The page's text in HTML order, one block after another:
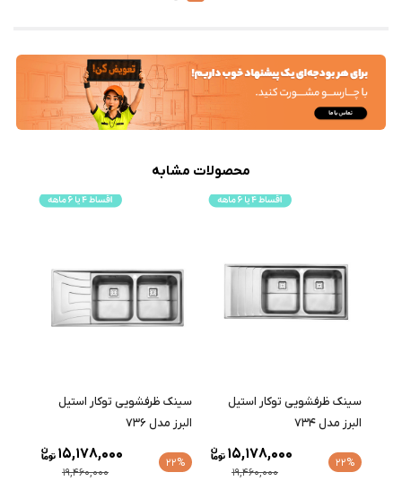
محصولات مشابه
سينک ظرفشویی توکار استیل
البرز مدل 734
22%
19,460,000
15,178,000
سينک ظرفشویی توکار استیل
البرز مدل 736
22%
19,460,000
15,178,000